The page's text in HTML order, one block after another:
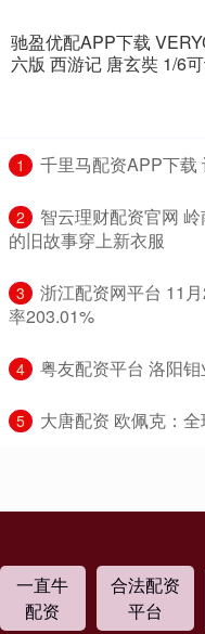
驰盈优配APP下载
六版 西游记 唐玄奘 1/6
1 千里马配资APP下载
2
智云理财配资官网
的旧故事穿上新衣服
3
浙江配资网平台 11
率203.01%
4 粤友配资平台 洛阳
5 大唐配资 欧佩克：
一直牛
配资
合法配资
平台